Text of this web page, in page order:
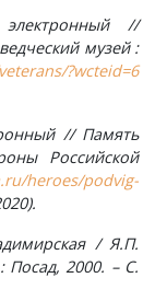
//
музей :
?wcteid=6
// Память
Российской
heroes/podvig-
/ Я.П.
2000. – С.